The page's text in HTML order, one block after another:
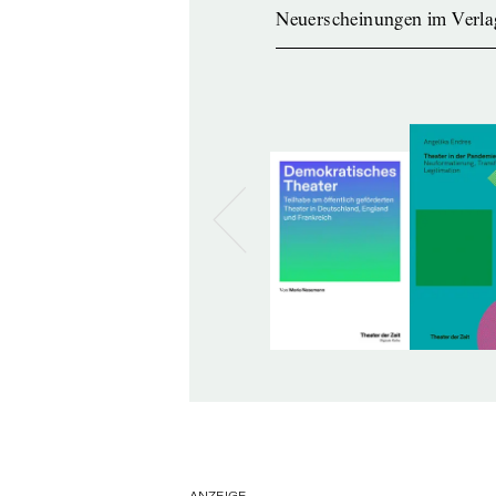
Neuerscheinungen im